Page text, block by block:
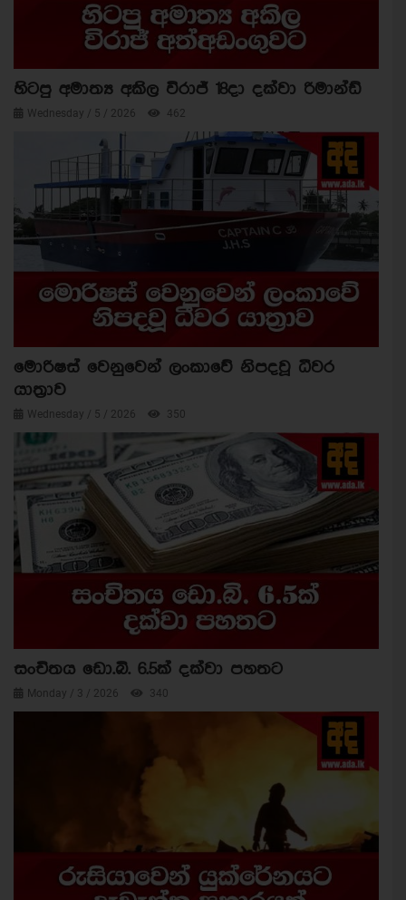
හිටපු අමාත්‍ය අකිල විරාජ් 18දා දක්වා රිමාන්ඩ්
Wednesday / 5 / 2026 462
මොරිෂස් වෙනුවෙන් ලංකාවේ නිපදවූ ධීවර
යාත්‍රාව
Wednesday / 5 / 2026 350
සංචිතය ඩො.බි. 6.5ක් දක්වා පහතට
Monday / 3 / 2026 340